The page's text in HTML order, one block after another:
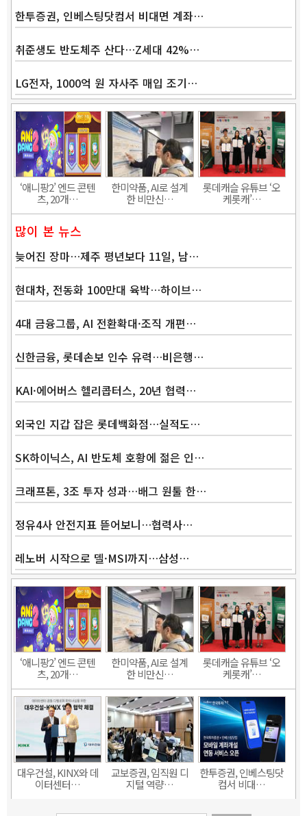
한투증권, 인베스팅닷컴서 비대면 계좌…
취준생도 반도체주 산다…Z세대 42%…
LG전자, 1000억 원 자사주 매입 조기…
‘애니팡2’ 엔드 콘텐
츠, 20개…
한미약품, AI로 설계
한 비만신…
롯데캐슬 유튜브 ‘오
케롯캐’…
많이 본 뉴스
늦어진 장마…제주 평년보다 11일, 남…
현대차, 전동화 100만대 육박…하이브…
4대 금융그룹, AI 전환확대·조직 개편…
신한금융, 롯데손보 인수 유력…비은행…
KAI·에어버스 헬리콥터스, 20년 협력…
외국인 지갑 잡은 롯데백화점…실적도…
SK하이닉스, AI 반도체 호황에 젊은 인…
크래프톤, 3조 투자 성과…배그 원툴 한…
정유4사 안전지표 뜯어보니…협력사…
레노버 시작으로 델·MSI까지…삼성…
‘애니팡2’ 엔드 콘텐
츠, 20개…
한미약품, AI로 설계
한 비만신…
롯데캐슬 유튜브 ‘오
케롯캐’…
대우건설, KINX와 데
이터센터…
교보증권, 임직원 디
지털 역량…
한투증권, 인베스팅닷
컴서 비대…